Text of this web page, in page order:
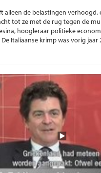
alleen de belastingen verhoogd,
tot ze met de rug tegen de
hoogleraar politieke
Italiaanse krimp was vorig jaar